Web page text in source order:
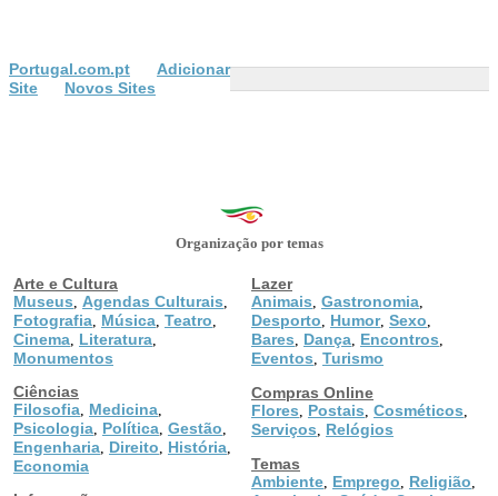
Portugal.com.pt
Adicionar
Site
Novos Sites
Organização por temas
Arte e Cultura
Museus
Agendas Culturais
Fotografia Música Teatro
Cinema Literatura
Monumentos
Ciências
Filosofia Medicina
Psicologia Política Gestão
Engenharia Direito História
Economia
Lazer
Animais Gastronomia
Desporto Humor, Sexo
Bares Dança Encontros
Eventos Turismo
Compras Online
Flores
Postais Cosméticos
Serviços
Relógios
Temas
Ambiente Emprego Religião